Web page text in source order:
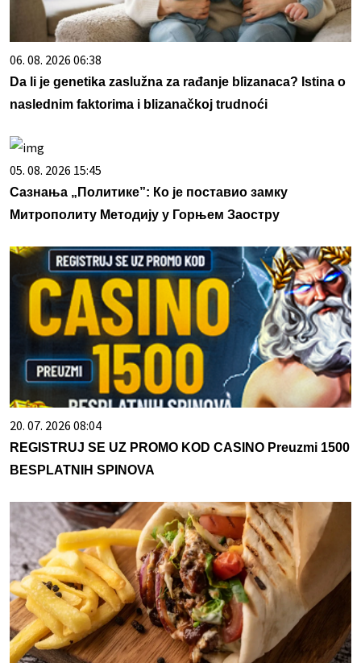
06. 08. 2026 06:38
Da li je genetika zaslužna za rađanje blizanaca? Istina o
naslednim faktorima i blizanačkoj trudnoći
05. 08. 2026 15:45
Сазнања „Политике”: Ко је поставио замку
Митрополиту Методију у Горњем Заостру
20. 07. 2026 08:04
REGISTRUJ SE UZ PROMO KOD CASINO Preuzmi 1500
BESPLATNIH SPINOVA